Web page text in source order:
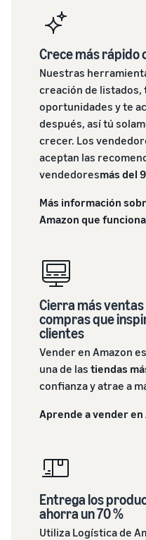
Crece más rápido
Nuestras
creación de listados,
oportunidades y te
después, así tú
crecer. Los
aceptan las
vendedoresmás del
Más información
Amazon que
Cierra más
compras que
clientes
Vender en Amazon
una de las tiendas
confianza y atrae a
Aprende a vender en
Entrega los
ahorra un 70 %
Utiliza Logística de